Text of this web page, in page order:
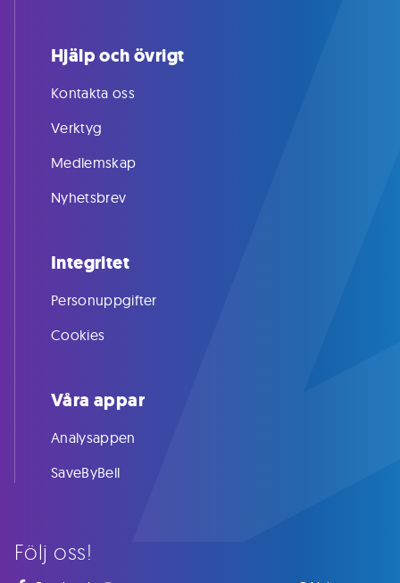
Följ oss!
Hjälp och övrigt
Kontakta oss
Verktyg
Medlemskap
Nyhetsbrev
Integritet
Personuppgifter
Cookies
Våra appar
Analysappen
SaveByBell